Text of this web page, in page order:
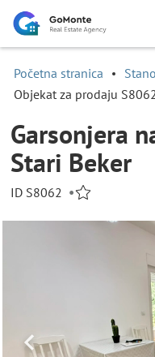
Početna stranica
Objekat za prodaju
Garsonjera
Stari Beker
ID S8062 •